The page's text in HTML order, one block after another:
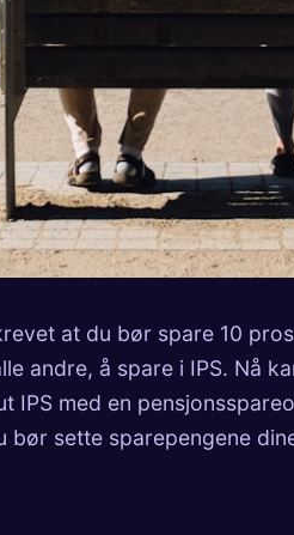
at du bør spare 10
andre, å spare i IPS. Nå
IPS med en
bør sette sparepengene